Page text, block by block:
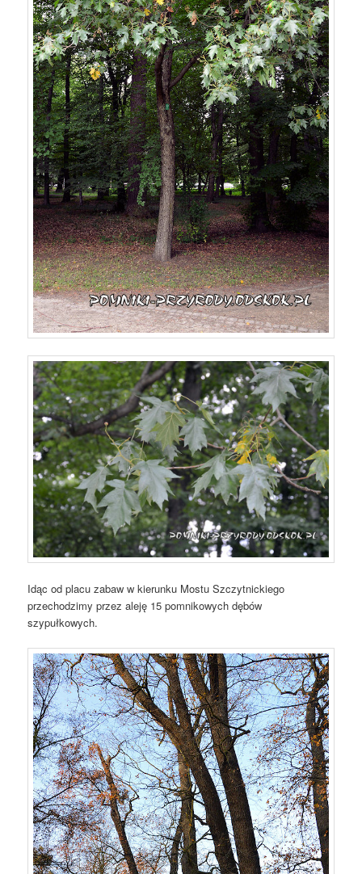
Idąc od placu zabaw w kierunku Mostu Szczytnickiego
przechodzimy przez aleję 15 pomnikowych dębów
szypułkowych.